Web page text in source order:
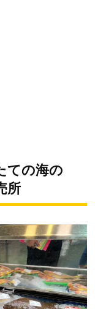
ての海の
所